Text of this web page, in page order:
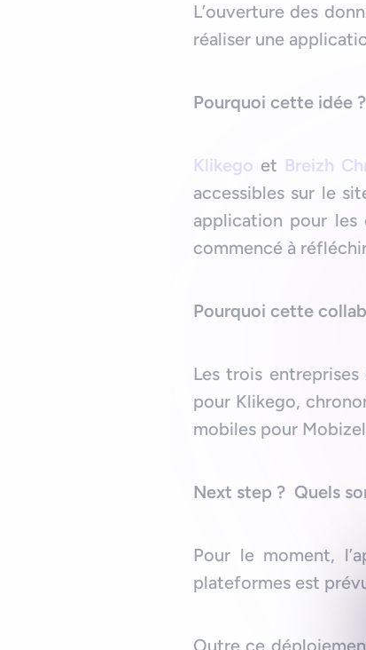
L’ouverture des
réaliser une
Pourquoi cette idée ?
Klikego et Breizh
accessibles sur le
application pour les
commencé à
Pourquoi cette
Les trois
pour Klikego,
mobiles pour
Next step ? Quels
Pour le moment,
plateformes est
Outre ce